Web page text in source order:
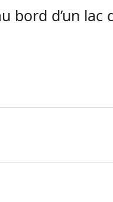
bord d’un lac